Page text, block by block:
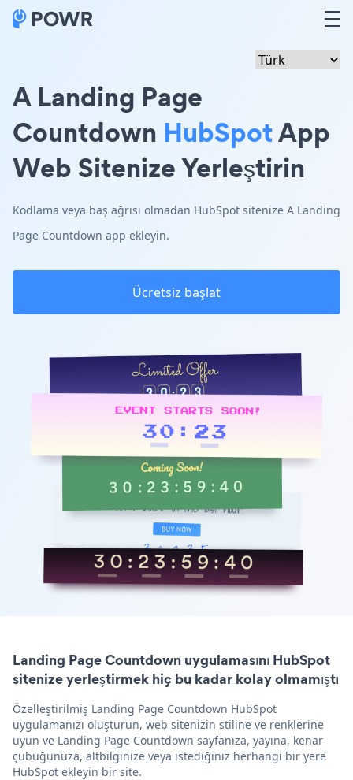
A Landing Page
Countdown HubSpotApp
Web Sitenize Yerleştirin
Kodlama veya baş ağrısı olmadan HubSpot sitenize A Landing
Page Countdown app ekleyin.
Ücretsiz başlat
Landing Page Countdown uygulamasını HubSpot
sitenize yerleştirmek hiç bu kadar kolay olmamıştı
Özelleştirilmiş Landing Page Countdown HubSpot
uygulamanızı oluşturun, web sitenizin stiline ve renklerine
uyun ve Landing Page Countdown sayfanıza, yayına, kenar
çubuğunuza, altbilginize veya istediğiniz herhangi bir yere
HubSpot ekleyin bir site.